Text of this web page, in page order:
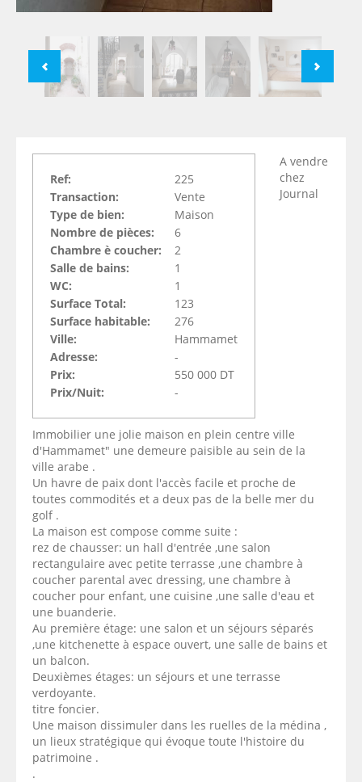
Ref:
225
Transaction:
Vente
Type de bien:
Maison
Nombre de pièces:
6
Chambre è coucher:
2
Salle de bains:
1
WC:
1
Surface Total:
123
Surface habitable:
276
Ville:
Hammamet
Adresse:
-
Prix:
550 000 DT
Prix/Nuit:
-
A vendre
chez
Journal
Immobilier une jolie maison en plein centre ville
d'Hammamet" une demeure paisible au sein de la
ville arabe .
Un havre de paix dont l'accès facile et proche de
toutes commodités et a deux pas de la belle mer du
golf .
La maison est compose comme suite :
rez de chausser: un hall d'entrée ,une salon
rectangulaire avec petite terrasse ,une chambre à
coucher parental avec dressing, une chambre à
coucher pour enfant, une cuisine ,une salle d'eau et
une buanderie.
Au première étage: une salon et un séjours séparés
,une kitchenette à espace ouvert, une salle de bains et
un balcon.
Deuxièmes étages: un séjours et une terrasse
verdoyante.
titre foncier.
Une maison dissimuler dans les ruelles de la médina ,
un lieux stratégique qui évoque toute l'histoire du
patrimoine .
.